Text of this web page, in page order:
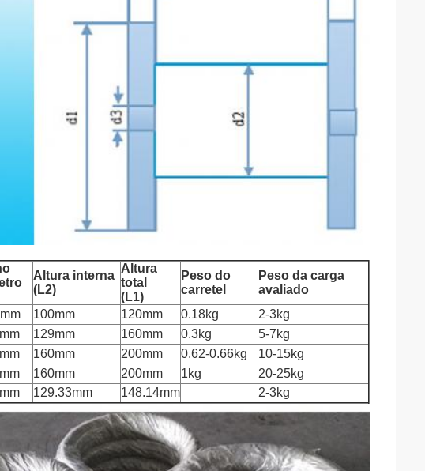
Altura interna
(L2)
Altura
total
(L1)
Peso do
carretel
Peso da carga
avaliado
100mm 120mm 0.18kg
2-3kg
129mm 160mm 0.3kg
5-7kg
160mm 200mm 0.62-0.66kg
10-15kg
160mm 200mm 1kg
20-25kg
129.33mm 148.14mm 2-3kg